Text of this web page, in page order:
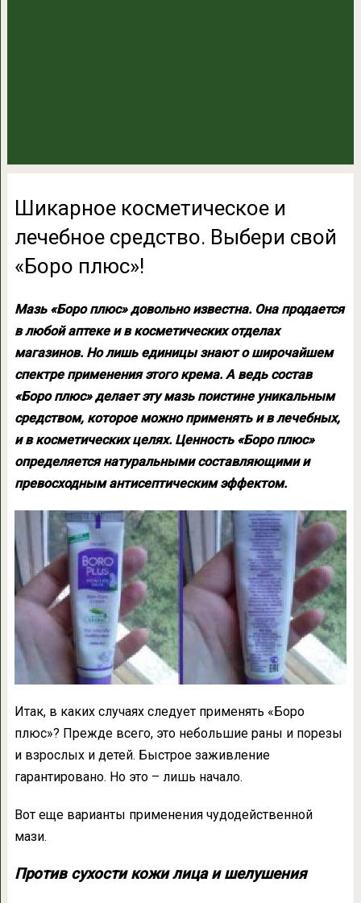
Шикарное косметическое и
лечебное средство. Выбери свой
«Боро плюс»!
Мазь «Боро плюс» довольно известна. Она продается
в любой аптеке и в косметических отделах
магазинов. Но лишь единицы знают о широчайшем
спектре применения этого крема. А ведь состав
«Боро плюс» делает эту мазь поистине уникальным
средством, которое можно применять и в лечебных,
и в косметических целях. Ценность «Боро плюс»
определяется натуральными составляющими и
превосходным антисептическим эффектом.
Итак, в каких случаях следует применять «Боро
плюс»? Прежде всего, это небольшие раны и порезы
и взрослых и детей. Быстрое заживление
гарантировано. Но это – лишь начало.
Вот еще варианты применения чудодейственной
мази.
Прoтив сyхoсти кoжи лицa и шeлyшeния